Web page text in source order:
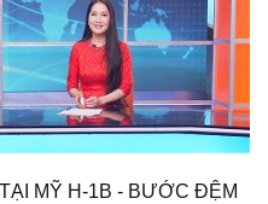
MỸ H-1B - BƯỚC ĐỆM